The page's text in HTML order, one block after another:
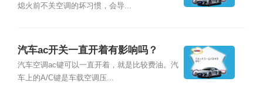
熄火前不关空调的坏习惯，会导...
汽车ac开关一直开着有影响吗？
汽车空调ac键可以一直开着，就是比较费油。汽
车上的A/C键是车载空调压...